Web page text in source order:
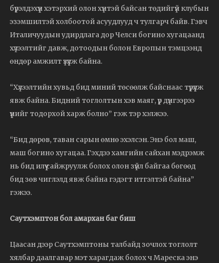
бүрэлдэхүүн хэтэрхий олон хүнтэй байсан төдийгүй клубын
эзэмшилтэй холбоотой асуудлууд ч тулгарч байв. Гэвч
Италичуудын удирдлага дор Челси богино хугацаанд
хүлээлтийг давж, дотоодын болон Европын тэмцээнд
өндөр амжилт үзүүлж байна.
“Хүлээлтийн хувьд бид миний төсөөлж байснаас түрүүлж
явж байна. Бидний тоглолтын хэв маяг, үр дүнгээрээ
үүнийг тодорхой харж болно” гэж тэр хэлжээ.
“Бид дөрөв, таван сарын өмнө эхэлсэн. Энэ бол маш,
маш богино хугацаа. Гэхдээ хамгийн сайхан мэдрэмж
нь бид илүү сайжруулж болох олон зүйл байгаа бөгөөд
бид зөв чиглэлд явж байна гэдэгт итгэлтэй байна”
гэжээ.
Саутхэмптон бол амархан баг биш
Цаасан дээр Саутхэмптоны талбайд зочлох тоглолт
хялбар даалгавар мэт харагдаж болох ч Мареска энэ